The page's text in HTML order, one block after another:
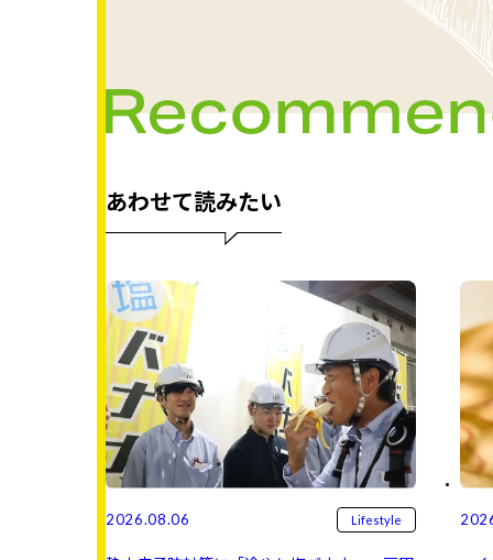
あわせて読みたい
2026.08.06 Lifestyle